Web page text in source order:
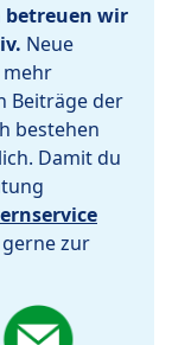
betreuen wir
Neue
Beiträge der
bestehen
Damit du
zur